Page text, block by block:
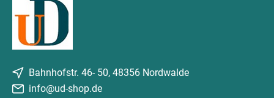
Bahnhofstr. 46- 50, 48356 Nordwalde
info@ud-shop.de